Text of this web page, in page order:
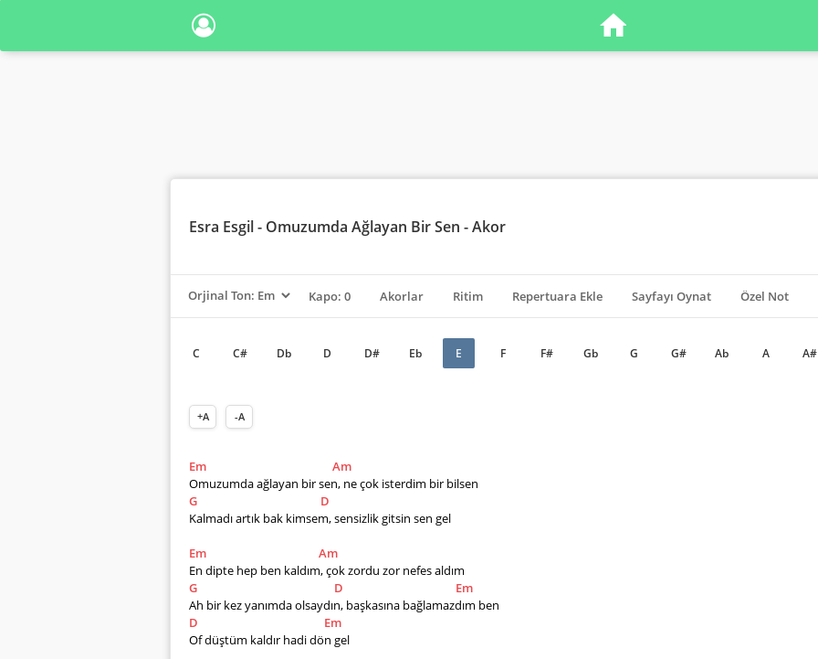
Esra Esgil- Omuzumda Ağlayan Bir Sen - Akor
Kapo: 0 Akorlar Ritim Repertuara Ekle Sayfayı Oynat Özel Not
C C# Db D D# Eb E F F# Gb G G# Ab A A#
+A -A
Em
Am
Omuzumda ağlayan bir sen, ne çok isterdim bir bilsen
G
D
Kalmadı artık bak kimsem, sensizlik gitsin sen gel
Em
Am
En dipte hep ben kaldım, çok zordu zor nefes aldım
G
D
Em
Ah bir kez yanımda olsaydın, başkasına bağlamazdım ben
D
Em
Of düştüm kaldır hadi dön gel